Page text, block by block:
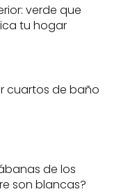
verde que
tu hogar
cuartos de baño
de los
son blancas?